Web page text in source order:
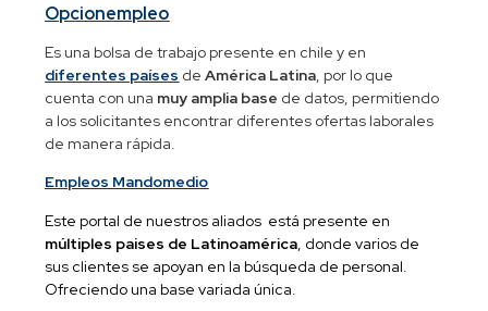
Opcionempleo
Es una bolsa de trabajo presente en chile y en
diferentes países deAmérica Latina, por lo que
cuenta con una muy amplia base de datos, permitiendo
a los solicitantes encontrar diferentes ofertas laborales
de manera rápida.
Empleos Mandomedio
Este portal de nuestros aliados está presente en
múltiples paises de Latinoamérica , donde varios de
sus clientes se apoyan en la búsqueda de personal.
Ofreciendo una base variada única.